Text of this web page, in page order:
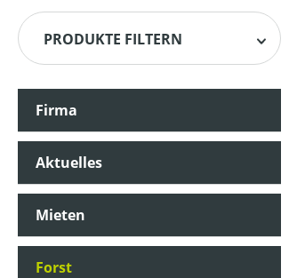
PRODUKTE FILTERN
Firma
Aktuelles
Mieten
Forst